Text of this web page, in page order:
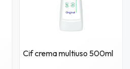
Cif crema multiuso 500ml